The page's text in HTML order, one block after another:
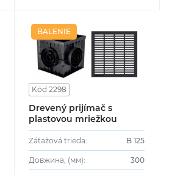
Kód 2298
Drevený prijímač s
plastovou mriežkou
Záťažová trieda: B 125
Довжина, (мм): 300
BALENIE